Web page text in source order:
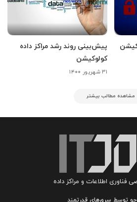
پیش‌بینی روند رشد مراکز داده
کولوکیشن
۳۱ شهریور ۱۴۰۰
مشاهده مطالب بیشتر
فناوری اطلاعات و مراکز داده
توسط سرورهای قدرتمند